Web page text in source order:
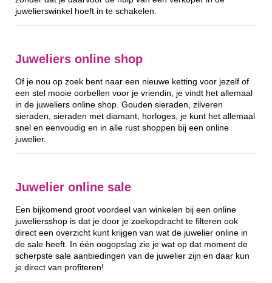
juwelierswinkel hoeft in te schakelen.
Juweliers online shop
Of je nou op zoek bent naar een nieuwe ketting voor jezelf of
een stel mooie oorbellen voor je vriendin, je vindt het allemaal
in de juweliers online shop. Gouden sieraden, zilveren
sieraden, sieraden met diamant, horloges, je kunt het allemaal
snel en eenvoudig en in alle rust shoppen bij een online
juwelier.
Juwelier online sale
Een bijkomend groot voordeel van winkelen bij een online
juweliersshop is dat je door je zoekopdracht te filteren ook
direct een overzicht kunt krijgen van wat de juwelier online in
de sale heeft. In één oogopslag zie je wat op dat moment de
scherpste sale aanbiedingen van de juwelier zijn en daar kun
je direct van profiteren!